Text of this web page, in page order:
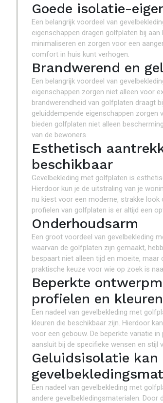
Goede isolatie-
Een belangrijk voordeel van
eigenschappen dragen golfplaten bij
minimaliseren en zorgen voor een
comfort in huis kunt verhogen.
Brandwerend en
Een belangrijk voordeel van
eigenschappen zorgen niet alleen voor
brandwerendheid van golfplaten draagt
geluiddempende eigenschappen zorgen
bieden golfplaten niet alleen
van de bewoners.
Esthetisch
beschikbaar
Gevelbekleding met golfplaten is
Hierdoor kun je de uitstraling van je
nu kiest voor een moderne, strakke
profielen van golfplaten is er altijd een
Onderhoudsarm
Een groot voordeel van gevelbekleding
waarvan de golfplaten zijn gemaakt,
bespaart niet alleen tijd en moeite,
praktische keuze voor wie op zoek is
Beperkte
profielen en kleuren
Een nadeel van gevelbekleding met
kleuren die beschikbaar zijn. Hierdoor
voor een gebouw. De beperkte variatie
aansluit bij de specifieke wensen en
Geluidsisolatie
Een nadeel van gevelbekleding met
andere gevelbekledingsmaterialen.